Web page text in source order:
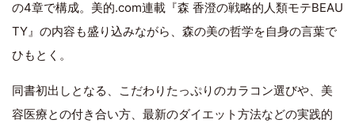
の4章で構成。美的.com連載『森 香澄の戦略的人類モテBEAU
TY』の内容も盛り込みながら、森の美の哲学を自身の言葉で
ひもとく。
同書初出しとなる、こだわりたっぷりのカラコン選びや、美
容医療との付き合い方、最新のダイエット方法などの実践的